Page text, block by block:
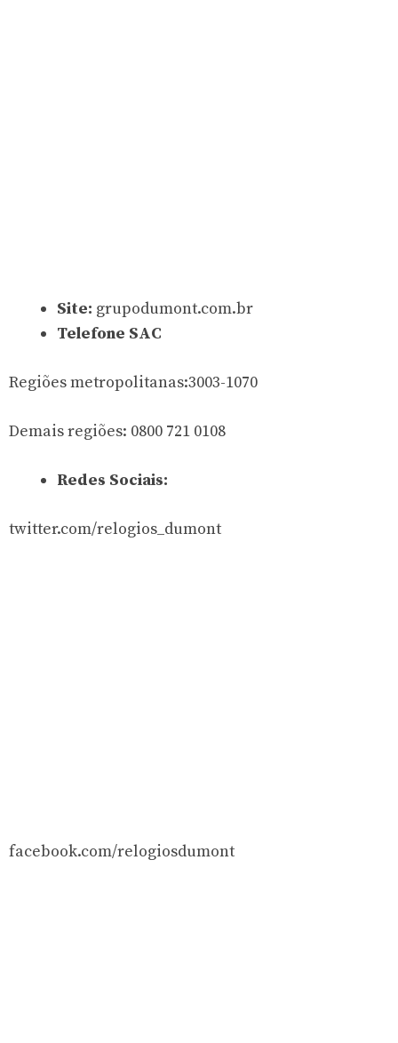
Site: grupodumont.com.br
Telefone SAC
Regiões metropolitanas:3003-1070
Demais regiões: 0800 721 0108
Redes Sociais:
twitter.com/relogios_dumont
facebook.com/relogiosdumont